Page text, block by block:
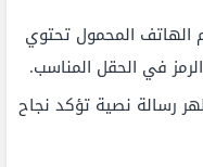
الهاتف المحمول تحتوي
في الحقل المناسب.
رسالة نصية تؤكد نجاح